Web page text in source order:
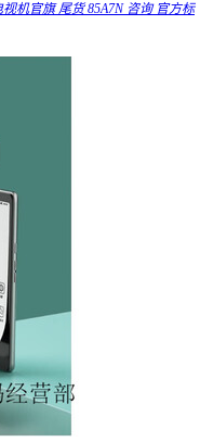
机官旗 尾货 85A7N 咨询 官方标